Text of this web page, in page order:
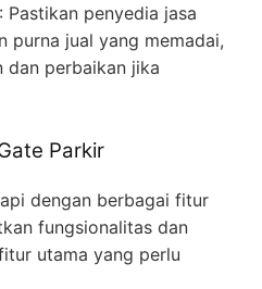
: Pastikan penyedia jasa
purna jual yang memadai,
dan perbaikan jika
Parkir
dengan berbagai fitur
fungsionalitas dan
utama yang perlu